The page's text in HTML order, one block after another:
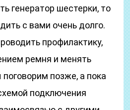
генератор шестерки, то
с вами очень долго.
профилактику,
ремня и менять
позже, а пока
подключения